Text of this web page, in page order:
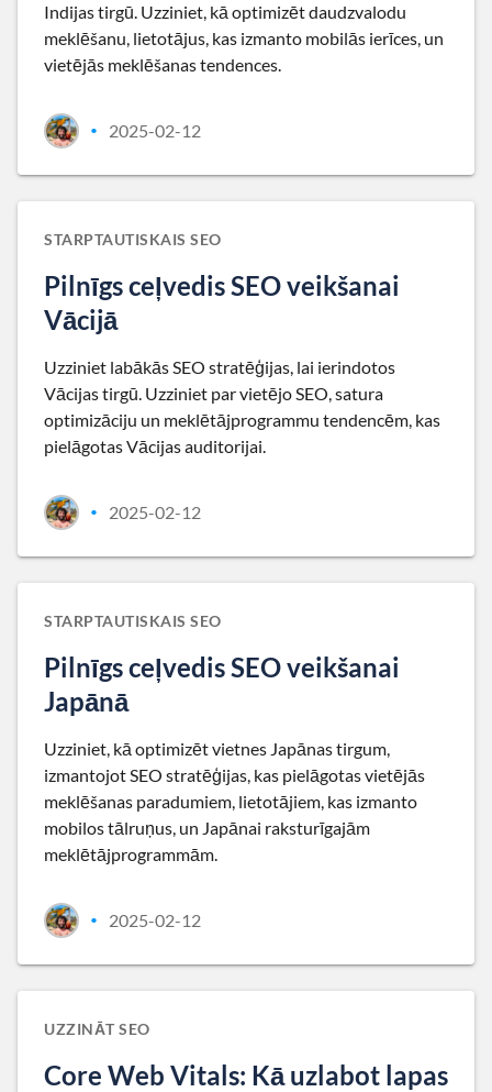
Indijas tirgū. Uzziniet, kā optimizēt daudzvalodu
meklēšanu, lietotājus, kas izmanto mobilās ierīces, un
vietējās meklēšanas tendences.
• 2025-02-12
STARPTAUTISKAIS SEO
Pilnīgs ceļvedis SEO veikšanai
Vācijā
Uzziniet labākās SEO stratēģijas, lai ierindotos
Vācijas tirgū. Uzziniet par vietējo SEO, satura
optimizāciju un meklētājprogrammu tendencēm, kas
pielāgotas Vācijas auditorijai.
• 2025-02-12
STARPTAUTISKAIS SEO
Pilnīgs ceļvedis SEO veikšanai
Japānā
Uzziniet, kā optimizēt vietnes Japānas tirgum,
izmantojot SEO stratēģijas, kas pielāgotas vietējās
meklēšanas paradumiem, lietotājiem, kas izmanto
mobilos tālruņus, un Japānai raksturīgajām
meklētājprogrammām.
• 2025-02-12
UZZINĀT SEO
Core Web Vitals: Kā uzlabot lapas